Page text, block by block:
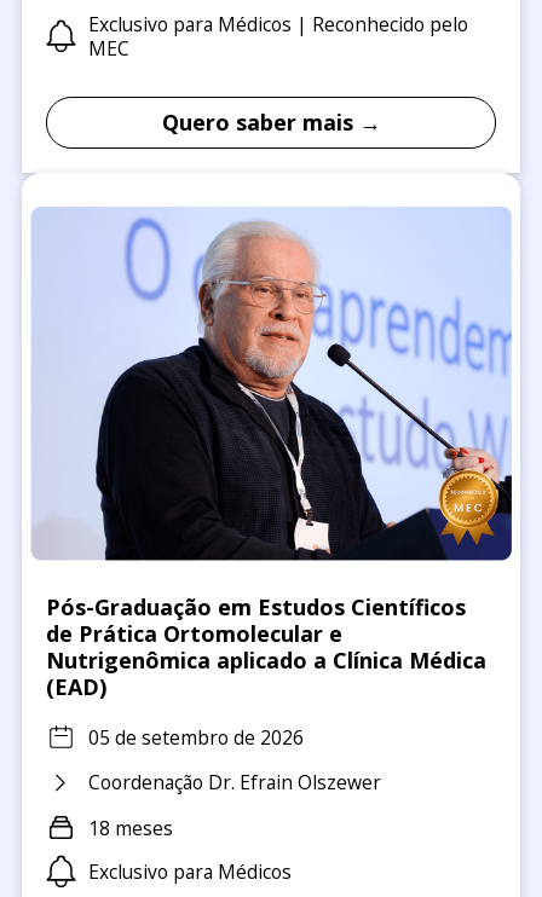
Exclusivo para Médicos | Reconhecido pelo
MEC
Quero saber mais →
Pós-Graduação em Estudos Científicos
de Prática Ortomolecular e
Nutrigenômica aplicado a Clínica Médica
(EAD)
05 de setembro de 2026
Coordenação Dr. Efrain Olszewer
18 meses
Exclusivo para Médicos